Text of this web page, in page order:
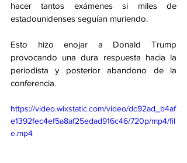
hacer tantos exámenes si miles de
estadounidenses seguían muriendo.
Esto hizo enojar a Donald Trump
provocando una dura respuesta hacia la
periodista y posterior abandono de la
conferencia.
https://video.wixstatic.com/video/dc92ad_b4af
e1392fec4ef5a8af25edad916c46/720p/mp4/fil
e.mp4